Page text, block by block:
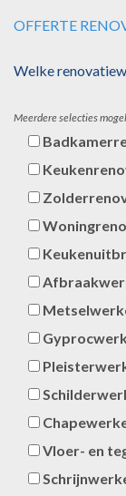
OFFERTE
Welke
Meerdere selecties
Vloer- en